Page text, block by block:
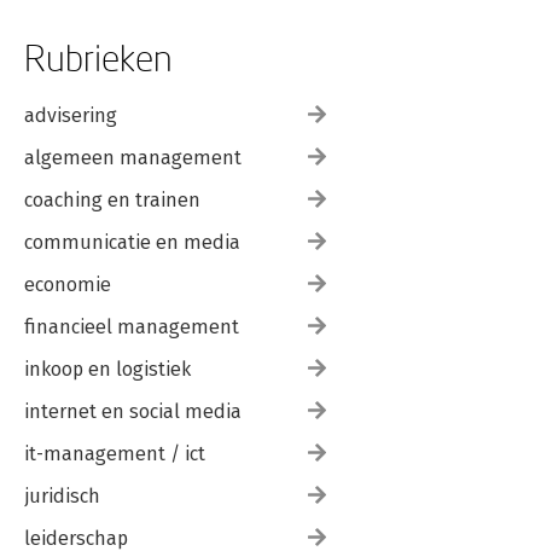
Rubrieken
advisering
algemeen management
coaching en trainen
communicatie en media
economie
financieel management
inkoop en logistiek
internet en social media
it-management / ict
juridisch
leiderschap